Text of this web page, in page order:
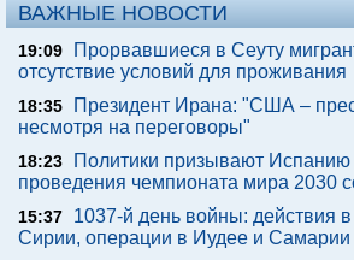
ВАЖНЫЕ НОВОСТИ
19:09
Прорвавшиеся в Сеуту
отсутствие условий для проживания
18:35
Президент Ирана: "США –
несмотря на переговоры"
18:23
Политики призывают Испанию
проведения чемпионата мира 2030
15:37
1037-й день войны: действия
Сирии, операции в Иудее и Самарии